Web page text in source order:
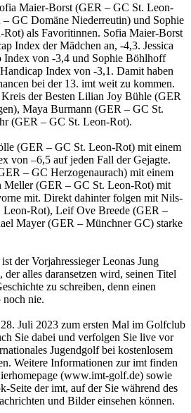
Maier-Borst (GER – GC St. Leon-
GC Domäne Niederreutin) und Sophie
als Favoritinnen. Sofia Maier-Borst
Index der Mädchen an, -4,3. Jessica
Index von -3,4 und Sophie Böhlhoff
Index von -3,1. Damit haben
bei der 13. imt weit zu kommen.
der Besten Lilian Joy Bühle (GER
Maya Burmann (GER – GC St.
(GER – GC St. Leon-Rot).
(GER – GC St. Leon-Rot) mit einem
von –6,5 auf jeden Fall der Gejagte.
– GC Herzogenaurach) mit einem
(GER – GC St. Leon-Rot) mit
mit. Direkt dahinter folgen mit Nils-
Rot), Leif Ove Breede (GER –
Mayer (GER – Münchner GC) starke
der Vorjahressieger Leonas Jung
alles daransetzen wird, seinen Titel
zu schreiben, denn einen
noch nie.
Juli 2023 zum ersten Mal im Golfclub
Sie dabei und verfolgen Sie live vor
Jugendgolf bei kostenlosem
Weitere Informationen zur imt finden
(www.imt-golf.de) sowie
Seite der imt, auf der Sie während des
und Bilder einsehen können.